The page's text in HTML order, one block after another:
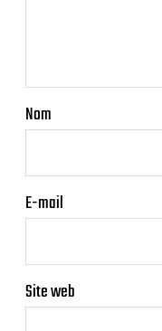
Nom
E-mail
Site web